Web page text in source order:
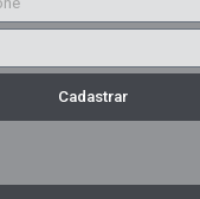
Cadastrar